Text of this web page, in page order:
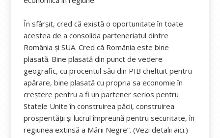
În sfârșit, cred că există o oportunitate în toate
acestea de a consolida parteneriatul dintre
România și SUA. Cred că România este bine
plasată. Bine plasată din punct de vedere
geografic, cu procentul său din PIB cheltuit pentru
apărare, bine plasată cu propria sa economie în
creștere pentru a fi un partener serios pentru
Statele Unite în construirea păcii, construirea
prosperității și lucrul împreună pentru securitate, în
regiunea extinsă a Mării Negre”. (Vezi detalii aici.)